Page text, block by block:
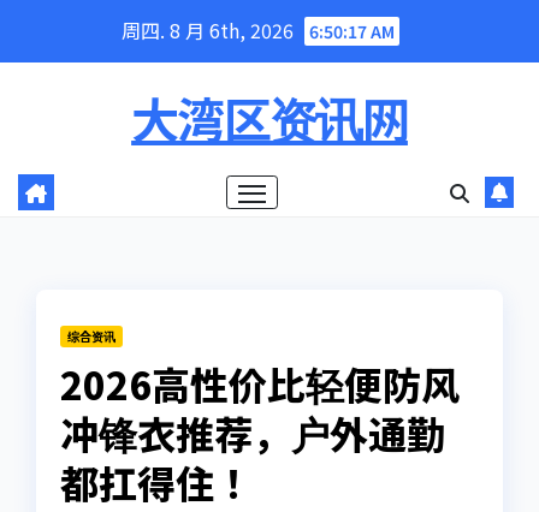
周四. 8 月 6th, 2026 6:50:18 AM
大湾区资讯网
综合资讯
2026高性价比轻便防风
冲锋衣推荐，户外通勤
都扛得住！